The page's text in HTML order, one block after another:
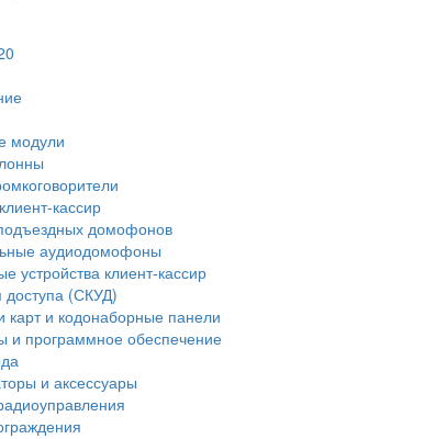
модули
кассир
домофонов
аудиодомофоны
устройства клиент-кассир
доступа (СКУД)
карт и кодонаборные панели
и программное обеспечение
и аксессуары